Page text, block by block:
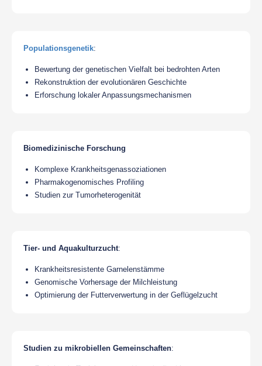
Populationsgenetik:
Bewertung der genetischen Vielfalt bei bedrohten Arten
Rekonstruktion der evolutionären Geschichte
Erforschung lokaler Anpassungsmechanismen
Biomedizinische Forschung
Komplexe Krankheitsgenassoziationen
Pharmakogenomisches Profiling
Studien zur Tumorheterogenität
Tier- und Aquakulturzucht:
Krankheitsresistente Garnelenstämme
Genomische Vorhersage der Milchleistung
Optimierung der Futterverwertung in der Geflügelzucht
Studien zu mikrobiellen Gemeinschaften: